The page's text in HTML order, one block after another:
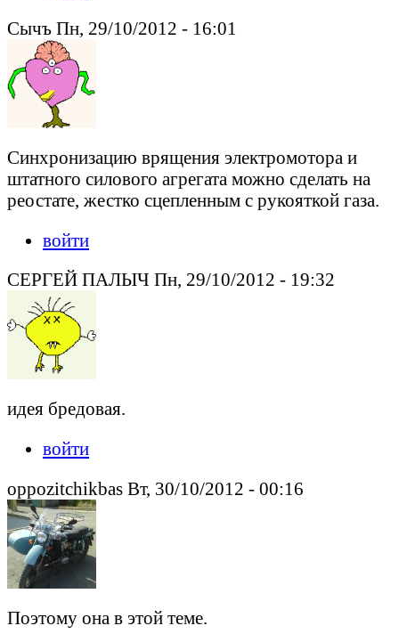
Сычъ Пн, 29/10/2012 - 16:01
Синхронизацию врящения электромотора и
штатного силового агрегата можно сделать на
реостате, жестко сцепленным с рукояткой газа.
войти
СЕРГЕЙ ПАЛЫЧ Пн, 29/10/2012 - 19:32
идея бредовая.
войти
oppozitchikbas Вт, 30/10/2012 - 00:16
Поэтому она в этой теме.